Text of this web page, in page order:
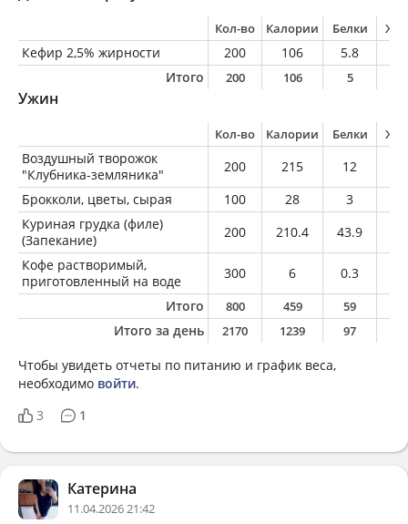
Кол-во Калории Белки
Кефир 2,5% жирности 200 106 5.8
Итого
200 106 5
Ужин
Кол-во Калории Белки
Воздушный творожок
"Клубника-земляника"
200 215 12
Брокколи, цветы, сырая
100 28 3
Куриная грудка (филе)
(Запекание)
200 210.4 43.9
Кофе растворимый,
приготовленный на воде
300 6 0.3
Итого
800 459 59
Итого за день 2170 1239 97
Чтобы увидеть отчеты по питанию и график веса,
необходимо войти.
3
1
Катерина
11.04.2026 21:42